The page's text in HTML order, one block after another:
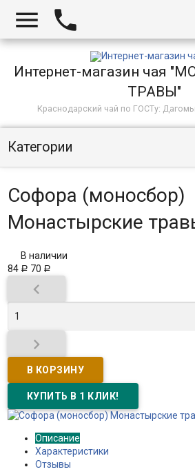
 
Интернет-магазин чая
ТРАВЫ"
Краснодарский чай по ГОСТу:
Категории
Софора (моносбор)
Монастырские
В наличии
84 Р 70 Р


Описание
Характеристики
Отзывы